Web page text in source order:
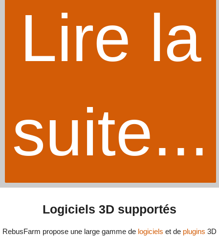
Lire la
suite...
Logiciels 3D supportés
RebusFarm propose une large gamme de logiciels et de plugins 3D